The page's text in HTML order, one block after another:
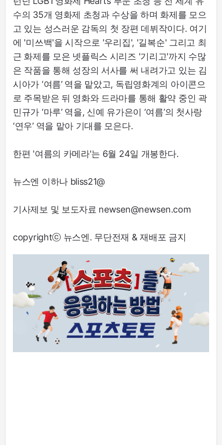
수의 35개 영화제 초청과 수상을 하며 화제를 모으
고 있는 성스러운 감독의 첫 장편 데뷔작이다. 여기
에 '미쓰백'을 시작으로 '우리집', '길복순' 그리고 최
근 화제를 모은 넷플릭스 시리즈 '기리고'까지 수많
은 작품을 통해 성장의 서사를 써 내려가고 있는 김
시아가 ‘여름’ 역을 맡았고, 독립영화계의 아이콘으
로 주목받은 뒤 영화와 드라마를 통해 활약 중인 곽
민규가 ‘마루’ 역을, 신예 유가은이 ‘여름’의 첫사랑
‘연우’ 역을 맡아 기대를 모은다.
한편 '여름의 카메라'는 6월 24일 개봉한다.
뉴스엔 이하나 bliss21@
기사제보 및 보도자료 newsen@newsen.com
copyrightⓒ 뉴스엔. 무단전재 & 재배포 금지